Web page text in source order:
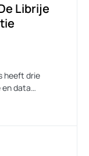
Librije
heeft drie
en data…